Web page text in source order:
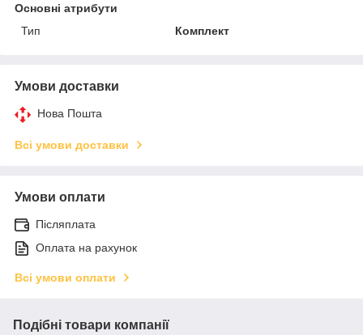
Основні атрибути
Тип
Комплект
Умови доставки
Нова Пошта
Всі умови доставки
Умови оплати
Післяплата
Оплата на рахунок
Всі умови оплати
Подібні товари компанії